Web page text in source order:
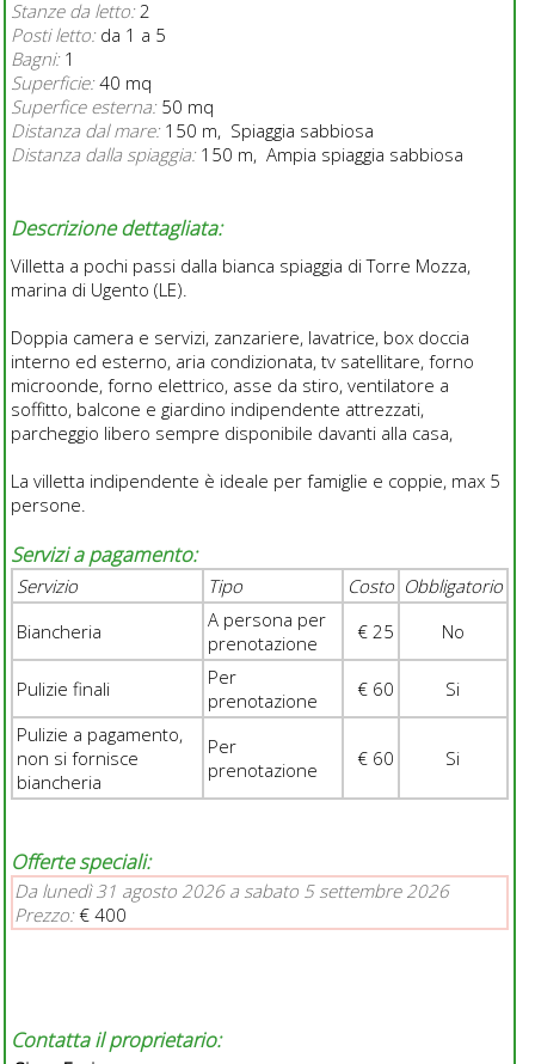
Stanze da letto:2
Posti letto:da 1 a 5
Bagni:1
Superficie:40 mq
Superfice esterna:50 mq
Distanza dal mare:150 m, Spiaggia sabbiosa
Distanza dalla spiaggia:150 m, Ampia spiaggia sabbiosa
Descrizione dettagliata:
Villetta a pochi passi dalla bianca spiaggia di Torre Mozza,
marina di Ugento (LE).
Doppia camera e servizi, zanzariere, lavatrice, box doccia
interno ed esterno, aria condizionata, tv satellitare, forno
microonde, forno elettrico, asse da stiro, ventilatore a
soffitto, balcone e giardino indipendente attrezzati,
parcheggio libero sempre disponibile davanti alla casa,
La villetta indipendente è ideale per famiglie e coppie, max 5
persone.
Servizi a pagamento:
Servizio Tipo Costo Obbligatorio
Biancheria
A persona per
prenotazione
€ 25 No
Pulizie finali
Per
prenotazione
€ 60
Si
Pulizie a pagamento,
non si fornisce
biancheria
Per
prenotazione
€ 60 Si
Offerte speciali:
Da lunedì 31 agosto 2026 a sabato 5 settembre 2026
Prezzo:€ 400
Contatta il proprietario: